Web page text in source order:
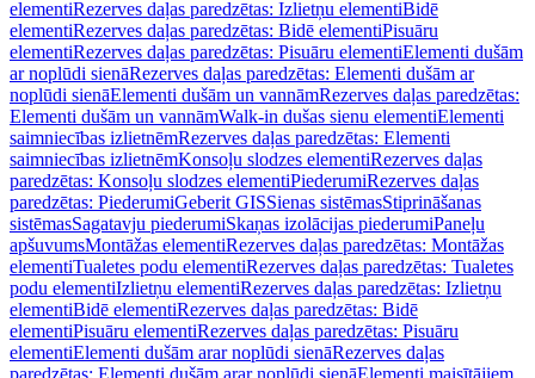
elementiRezerves daļas paredzētas: Izlietņu elementiBidē
elementiRezerves daļas paredzētas: Bidē elementiPisuāru
elementiRezerves daļas paredzētas: Pisuāru elementiElementi dušām
ar noplūdi sienāRezerves daļas paredzētas: Elementi dušām ar
noplūdi sienāElementi dušām un vannāmRezerves daļas paredzētas:
Elementi dušām un vannāmWalk-in dušas sienu elementiElementi
saimniecības izlietnēmRezerves daļas paredzētas: Elementi
saimniecības izlietnēmKonsoļu slodzes elementiRezerves daļas
paredzētas: Konsoļu slodzes elementiPiederumiRezerves daļas
paredzētas: PiederumiGeberit GISSienas sistēmasStiprināšanas
sistēmasSagatavju piederumiSkaņas izolācijas piederumiPaneļu
apšuvumsMontāžas elementiRezerves daļas paredzētas: Montāžas
elementiTualetes podu elementiRezerves daļas paredzētas: Tualetes
podu elementiIzlietņu elementiRezerves daļas paredzētas: Izlietņu
elementiBidē elementiRezerves daļas paredzētas: Bidē
elementiPisuāru elementiRezerves daļas paredzētas: Pisuāru
elementiElementi dušām arar noplūdi sienāRezerves daļas
paredzētas: Elementi dušām arar noplūdi sienāElementi maisītājiem